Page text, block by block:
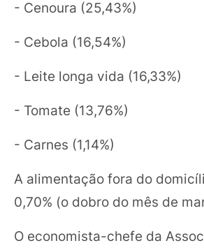
- Cenoura (25,43%)
- Cebola (16,54%)
- Leite longa vida (16,33%)
- Tomate (13,76%)
- Carnes (1,14%)
A alimentação fora do
0,70% (o dobro do mês de
O economista-chefe da